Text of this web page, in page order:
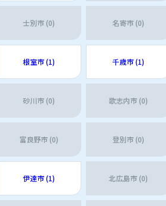
士別市 (0) 名寄市 (0)
根室市 (1) 千歳市 (1)
砂川市 (0) 歌志内市 (0)
富良野市 (0) 登別市 (0)
伊達市 (1) 北広島市 (0)